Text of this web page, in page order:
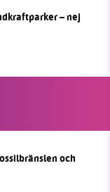
– nej
och